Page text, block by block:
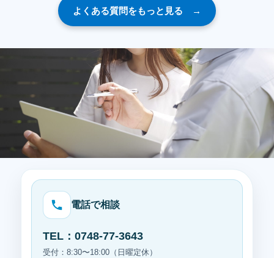
認のうえ対応いたします。施工箇所に関わる不具合か、機器
本体や既設設備に関わる内容かによって確認方法が異なるた
よくある質問をもっと見る →
CONTACT
お気軽にご相談ください。
電話で相談
TEL：0748-77-3643
受付：8:30〜18:00（日曜定休）